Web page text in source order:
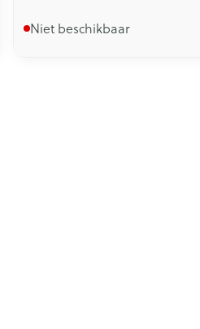
Niet beschikbaar